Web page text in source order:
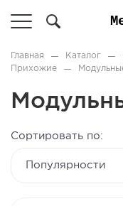
Главная Каталог
Прихожие
Сортировать по:
популярности